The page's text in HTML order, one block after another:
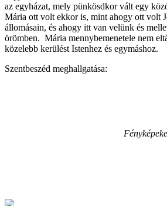
az egyházat, mely pünkösdkor vált egy
Mária ott volt ekkor is, mint ahogy ott volt
állomásain, és ahogy itt van velünk és
örömben. Mária mennybemenetele nem
közelebb kerülést Istenhez és egymáshoz.
Szentbeszéd meghallgatása: